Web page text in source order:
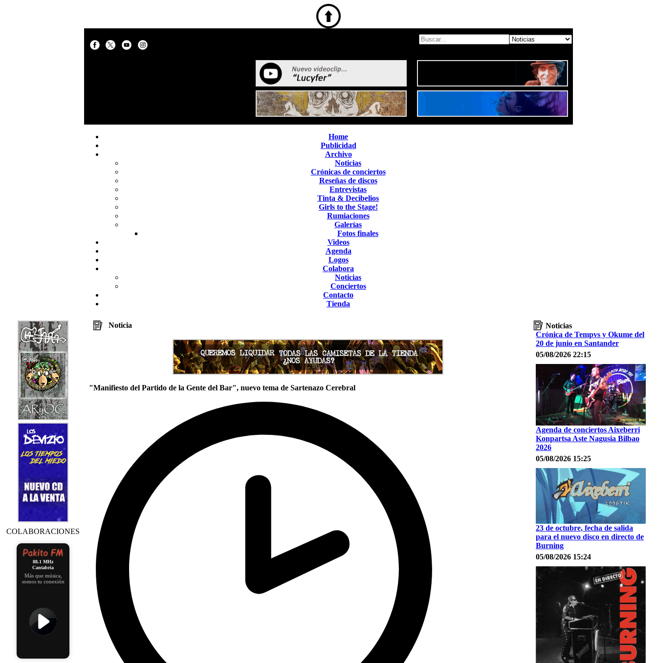
Home
Publicidad
Archivo
Noticias
Crónicas de conciertos
Reseñas de discos
Entrevistas
Tinta & Decibelios
Girls to the Stage!
Rumiaciones
Galerías
Fotos finales
Videos
Agenda
Logos
Colabora
Noticias
Conciertos
Contacto
Tienda
COLABORACIONES
88.1 MHz
Cantabria
Más que música,
somos tu conexión
Noticia
"Manifiesto del Partido de la Gente del Bar", nuevo tema de Sartenazo Cerebral
Noticias
Crónica de Tempvs y Okume del
20 de junio en Santander
05/08/2026 22:15
Agenda de conciertos Aixeberri
Konpartsa Aste Nagusia Bilbao
2026
05/08/2026 15:25
23 de octubre, fecha de salida
para el nuevo disco en directo de
Burning
05/08/2026 15:24